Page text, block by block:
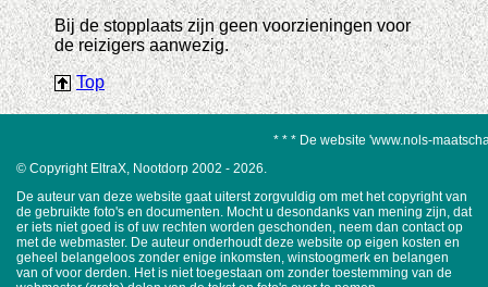
Bij de stopplaats zijn geen voorzieningen voor
de reizigers aanwezig.
Top
* * * De website 'www.nols-
© Copyright EltraX, Nootdorp 2002 - 2026.
De auteur van deze website gaat uiterst zorgvuldig om met het copyright van
de gebruikte foto's en documenten. Mocht u desondanks van mening zijn, dat
er iets niet goed is of uw rechten worden geschonden, neem dan contact op
met de webmaster. De auteur onderhoudt deze website op eigen kosten en
geheel belangeloos zonder enige inkomsten, winstoogmerk en belangen
van of voor derden. Het is niet toegestaan om zonder toestemming van de